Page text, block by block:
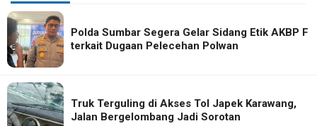
Polda Sumbar Segera Gelar Sidang Etik AKBP F
terkait Dugaan Pelecehan Polwan
Truk Terguling di Akses Tol Japek Karawang,
Jalan Bergelombang Jadi Sorotan